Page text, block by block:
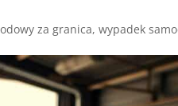
za granica,wypadek